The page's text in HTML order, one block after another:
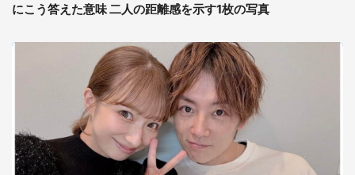
にこう答えた意味 二人の距離感を示す1枚の写真